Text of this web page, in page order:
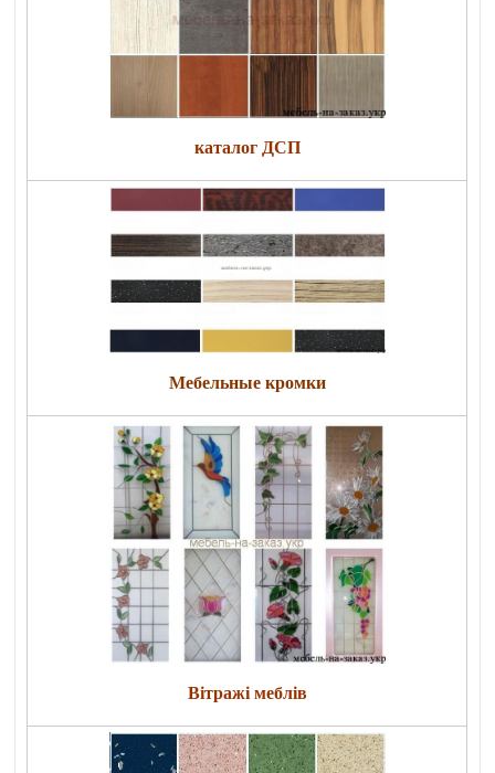
каталог ДСП
Мебельные кромки
Вітражі меблів